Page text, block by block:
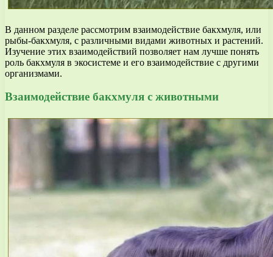
В данном разделе рассмотрим взаимодействие бакхмуля, или
рыбы-бакхмуля, с различными видами животных и растений.
Изучение этих взаимодействий позволяет нам лучше понять
роль бакхмуля в экосистеме и его взаимодействие с другими
организмами.
Взаимодействие бакхмуля с животными